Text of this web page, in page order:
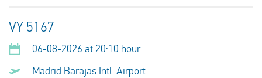
VY 5167
06-08-2026 at 20:10 hour
Madrid Barajas Intl. Airport